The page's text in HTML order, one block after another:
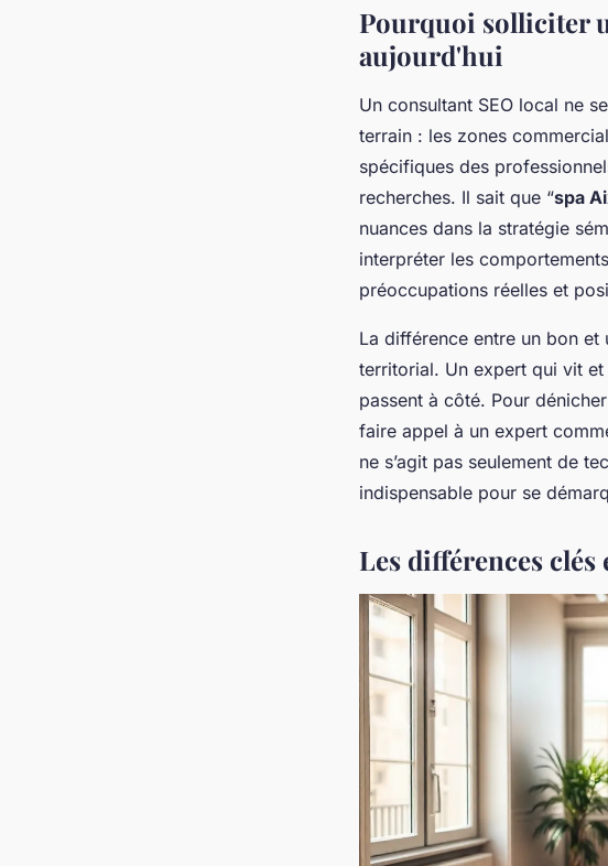
Pourquoi solliciter
aujourd'hui
Un consultant SEO local ne
terrain : les zones
spécifiques des
recherches. Il sait que “spa
nuances dans la stratégie
interpréter les
préoccupations réelles et
La différence entre un bon et
territorial. Un expert qui vit
passent à côté. Pour
faire appel à un expert
ne s’agit pas seulement de
indispensable pour se
Les différences clés